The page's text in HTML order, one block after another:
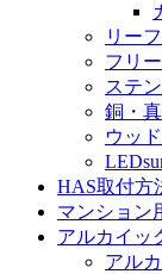
リー
フリ
ステ
銅・
ウッ
HAS取付方
マンション
アルカイッ
アル